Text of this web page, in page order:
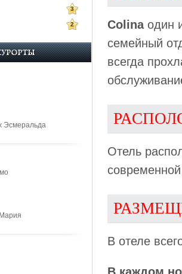
3
2
Эсмеральда
Colinaодин
семейный
всегда
Отель
В отеле